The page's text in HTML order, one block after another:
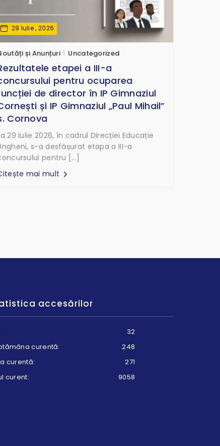
29 Iulie , 2026
și Anunțuri Uncategorized
etapei a III-a
pentru ocuparea
de director în IP Gimnaziul
și IP Gimnaziul „Paul Mihail”
Cornova
29 iulie 2026, în cadrul Direcției Educație
s-a desfășurat etapa a III-a
pentru […]
mai mult
accesărilor
32
curentă:
248
curentă:
271
curent:
9058